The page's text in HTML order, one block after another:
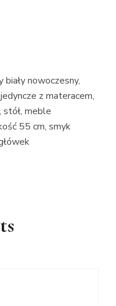
nowoczesny,
z materacem,
stół, meble
55 cm, smyk